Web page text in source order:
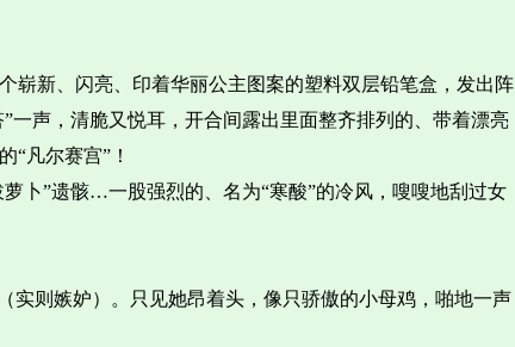
崭新、闪亮、印着华丽公主图案的塑料双层铅笔盒，发出阵
一声，清脆又悦耳，开合间露出里面整齐排列的、带着漂亮
凡尔赛宫”！
卜”遗骸…一股强烈的、名为“寒酸”的冷风，嗖嗖地刮过女
实则嫉妒）。只见她昂着头，像只骄傲的小母鸡，啪地一声